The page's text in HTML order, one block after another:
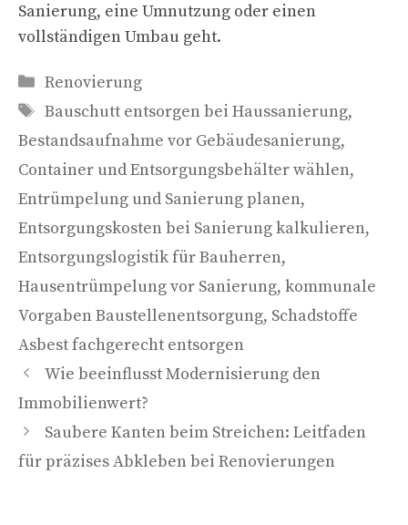
Sanierung, eine Umnutzung oder einen
vollständigen Umbau geht.
Kategorien
Renovierung
Schlagwörter
Bauschutt entsorgen bei Haussanierung,
Bestandsaufnahme vor Gebäudesanierung,
Container und Entsorgungsbehälter wählen,
Entrümpelung und Sanierung planen,
Entsorgungskosten bei Sanierung kalkulieren,
Entsorgungslogistik für Bauherren,
Hausentrümpelung vor Sanierung, kommunale
Vorgaben Baustellenentsorgung, Schadstoffe
Asbest fachgerecht entsorgen
Wie beeinflusst Modernisierung den
Immobilienwert?
Saubere Kanten beim Streichen: Leitfaden
für präzises Abkleben bei Renovierungen